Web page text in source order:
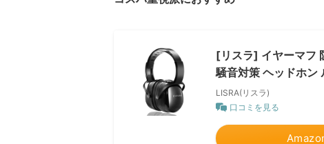
[リスラ] イヤーマフ
騒音対策 ヘッドホン
LISRA(リスラ)
口コミを見る